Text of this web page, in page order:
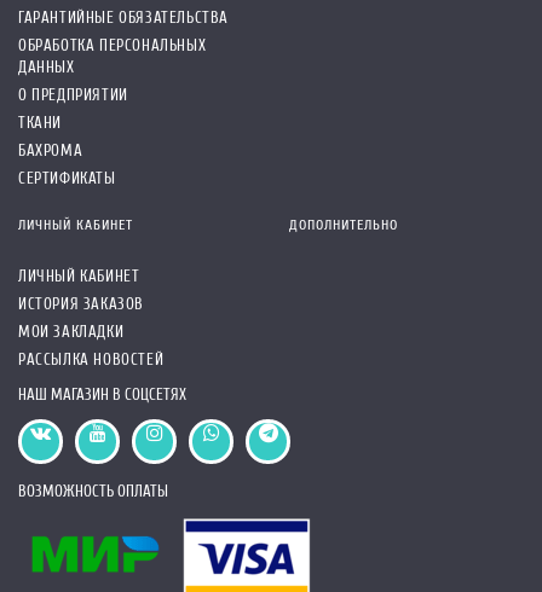
ГАРАНТИЙНЫЕ ОБЯЗАТЕЛЬСТВА
ОБРАБОТКА ПЕРСОНАЛЬНЫХ
ДАННЫХ
О ПРЕДПРИЯТИИ
ТКАНИ
БАХРОМА
СЕРТИФИКАТЫ
ЛИЧНЫЙ КАБИНЕТ
ЛИЧНЫЙ КАБИНЕТ
ИСТОРИЯ ЗАКАЗОВ
МОИ ЗАКЛАДКИ
РАССЫЛКА НОВОСТЕЙ
ДОПОЛНИТЕЛЬНО
НАШ МАГАЗИН В СОЦСЕТЯХ
ВОЗМОЖНОСТЬ ОПЛАТЫ